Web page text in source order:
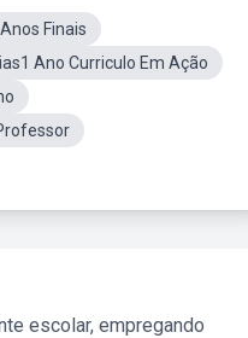
Finais
Ano Curriculo Em Ação
escolar, empregando